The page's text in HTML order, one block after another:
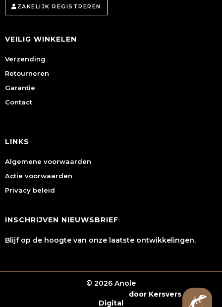
ZAKELIJK REGISTREREN
VEILIG WINKELEN
Verzending
Retourneren
Garantie
Contact
LINKS
Algemene voorwaarden
Actie voorwaarden
Privacy beleid
INSCHRIJVEN NIEUWSBRIEF
Blijf op de hoogte van onze laatste ontwikkelingen.
© 2026 Anole
door Kersvers
Digital